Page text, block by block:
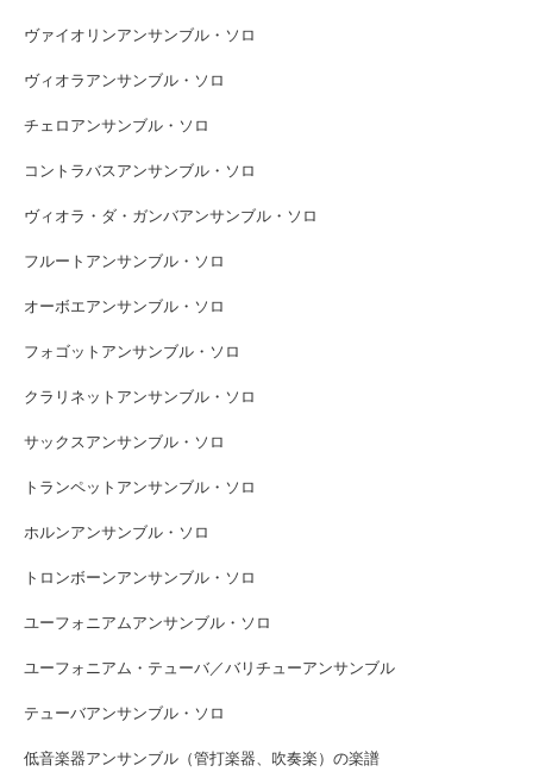
ヴァイオリンアンサンブル・ソロ
ヴィオラアンサンブル・ソロ
チェロアンサンブル・ソロ
コントラバスアンサンブル・ソロ
ヴィオラ・ダ・ガンバアンサンブル・ソロ
フルートアンサンブル・ソロ
オーボエアンサンブル・ソロ
フォゴットアンサンブル・ソロ
クラリネットアンサンブル・ソロ
サックスアンサンブル・ソロ
トランペットアンサンブル・ソロ
ホルンアンサンブル・ソロ
トロンボーンアンサンブル・ソロ
ユーフォニアムアンサンブル・ソロ
ユーフォニアム・テューバ／バリチューアンサンブル
テューバアンサンブル・ソロ
低音楽器アンサンブル（管打楽器、吹奏楽）の楽譜